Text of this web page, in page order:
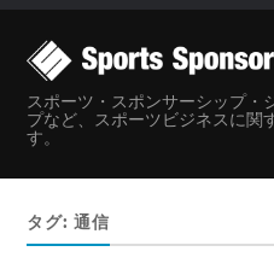
スポーツ・スポンサーシップ・
プなど、スポーツビジネスに関
す。
タグ:通信